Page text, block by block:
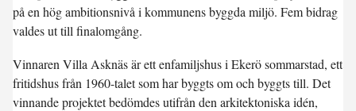
på en hög ambitionsnivå i kommunens byggda miljö. Fem bidrag
valdes ut till finalomgång.
Vinnaren Villa Asknäs är ett enfamiljshus i Ekerö sommarstad, ett
fritidshus från 1960-talet som har byggts om och byggts till. Det
vinnande projektet bedömdes utifrån den arkitektoniska idén,